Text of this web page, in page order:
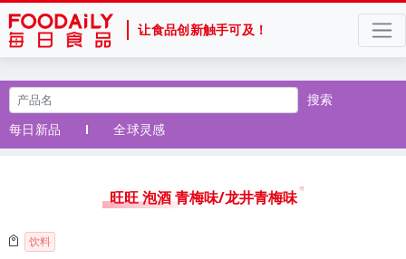
让食品创新触手可及！
搜索
每日新品
全球灵感
旺旺 泡酒 青梅味/龙井青梅味
饮料